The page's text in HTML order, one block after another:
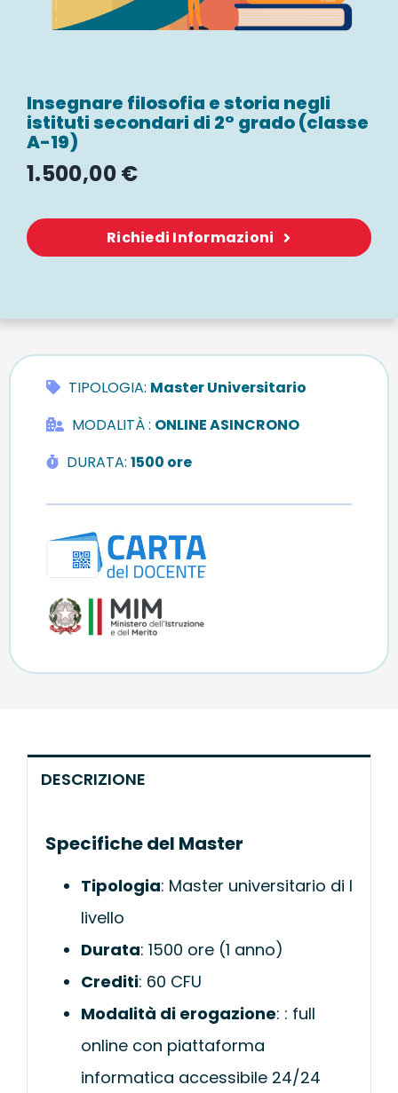
WEBINAR
SCUOLA
Insegnare filosofia e storia negli
istituti secondari di 2° grado (classe
A-19)
1.500,00€
Richiedi Informazioni
TIPOLOGIA: Master Universitario
MODALITÀ: ONLINE ASINCRONO
DURATA: 1500 ore
DESCRIZIONE
Specifiche del Master
Tipologia: Master universitario di I
livello
Durata: 1500 ore (1 anno)
Crediti: 60 CFU
Modalità di erogazione: : full
online con piattaforma
informatica accessibile 24/24